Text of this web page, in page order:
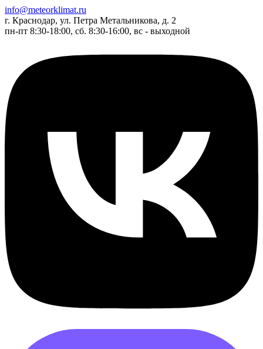
info@meteorklimat.ru
г. Краснодар, ул. Петра Метальникова, д. 2
пн-пт 8:30-18:00, сб. 8:30-16:00, вс - выходной